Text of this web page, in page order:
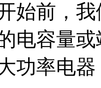
始前，
电容量
功率电器